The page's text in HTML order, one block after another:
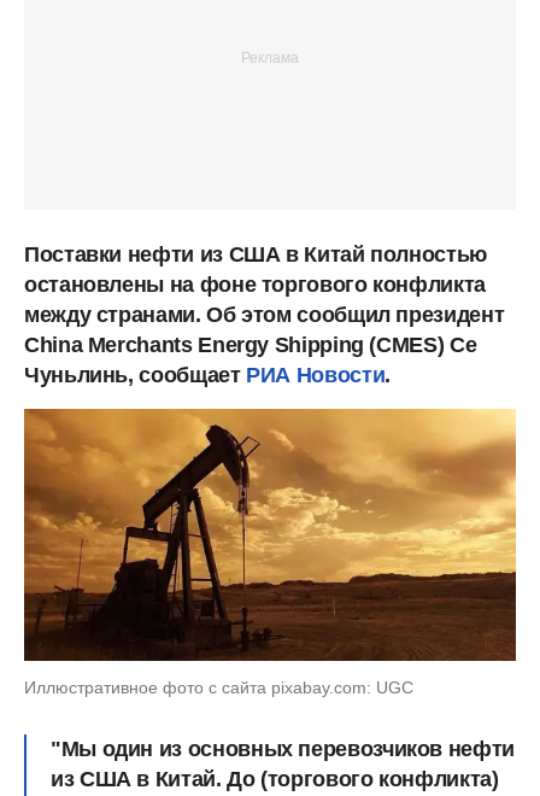
Поставки нефти из США в Китай полностью
остановлены на фоне торгового конфликта
между странами. Об этом сообщил президент
China Merchants Energy Shipping (CMES) Се
Чуньлинь, сообщает РИА Новости.
Иллюстративное фото с сайта pixabay.com: UGC
"Мы один из основных перевозчиков нефти
из США в Китай. До (торгового конфликта)